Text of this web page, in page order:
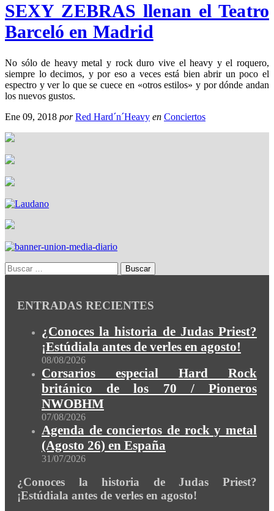
SEXY ZEBRAS llenan el Teatro
Barceló en Madrid
No sólo de heavy metal y rock duro vive el heavy y el roquero,
siempre lo decimos, y por eso a veces está bien abrir un poco el
espectro y ver lo que se cuece en «otros estilos» y por dónde andan
los nuevos gustos.
Ene 09, 2018 por Red Hard´n´Heavy en Conciertos
ENTRADAS RECIENTES
¿Conoces la historia de Judas Priest?
¡Estúdiala antes de verles en agosto!
08/08/2026
Corsarios especial Hard Rock
británico de los 70 / Pioneros
NWOBHM
07/08/2026
Agenda de conciertos de rock y metal
(Agosto 26) en España
31/07/2026
¿Conoces la historia de Judas Priest?
¡Estúdiala antes de verles en agosto!